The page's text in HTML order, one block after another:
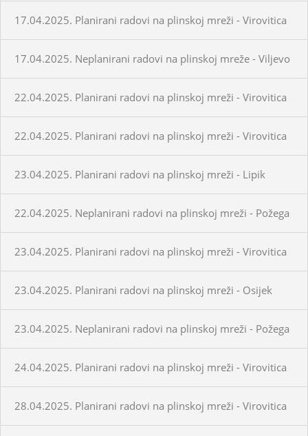
17.04.2025. Planirani radovi na plinskoj mreži - Virovitica
17.04.2025. Neplanirani radovi na plinskoj mreže - Viljevo
22.04.2025. Planirani radovi na plinskoj mreži - Virovitica
22.04.2025. Planirani radovi na plinskoj mreži - Virovitica
23.04.2025. Planirani radovi na plinskoj mreži - Lipik
22.04.2025. Neplanirani radovi na plinskoj mreži - Požega
23.04.2025. Planirani radovi na plinskoj mreži - Virovitica
23.04.2025. Planirani radovi na plinskoj mreži - Osijek
23.04.2025. Neplanirani radovi na plinskoj mreži - Požega
24.04.2025. Planirani radovi na plinskoj mreži - Virovitica
28.04.2025. Planirani radovi na plinskoj mreži - Virovitica